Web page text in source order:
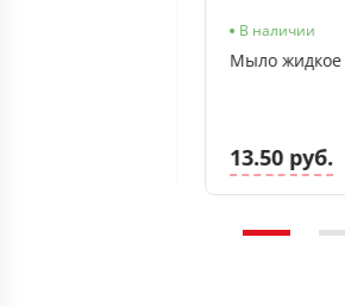
В наличии
Мыло жидкое
13.50 руб.